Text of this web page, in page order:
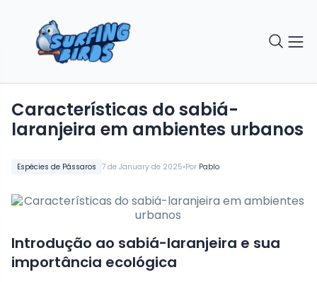
Espécies de Pássaros 7 de January de 2025•Por Pablo
Características do sabiá-
laranjeira em ambientes urbanos
Introdução ao sabiá-laranjeira e sua
importância ecológica